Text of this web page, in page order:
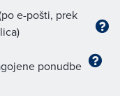
e-pošti, prek
ponudbe